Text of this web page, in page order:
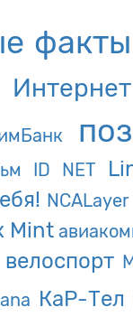
факты
Интернет
ID NET
NCALayer
Mint
велоспорт
КаР-Тел